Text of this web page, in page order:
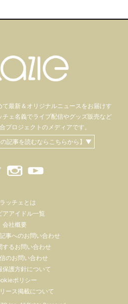
て最新＆オリジナルニュースをお届けす
チェ名義でライブ配信やグッズ販売など
プロジェクトのメディアです。
記事を読むならこちらから】▼
ッチェとは
アアイドル一覧
会社概要
事へのお問い合わせ
するお問い合わせ
のお問い合わせ
保護方針について
ポリシー
ース掲載について